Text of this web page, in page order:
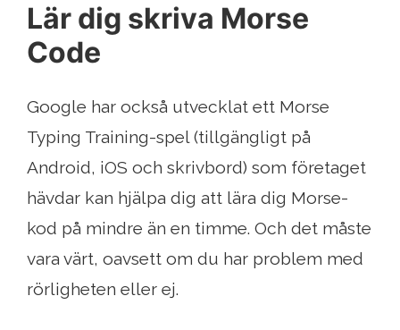
Lär dig skriva Morse
Code
Google har också utvecklat ett Morse
Typing Training-spel (tillgängligt på
Android, iOS och skrivbord) som företaget
hävdar kan hjälpa dig att lära dig Morse-
kod på mindre än en timme. Och det måste
vara värt, oavsett om du har problem med
rörligheten eller ej.